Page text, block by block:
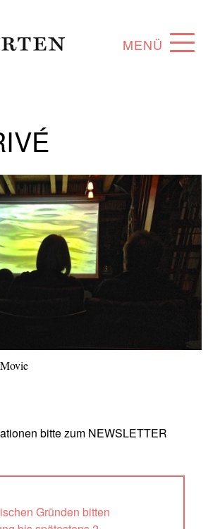
MENÜ
SAMMLUNG
ANGEBOTE
bitte zum NEWSLETTER
Gründen bitten